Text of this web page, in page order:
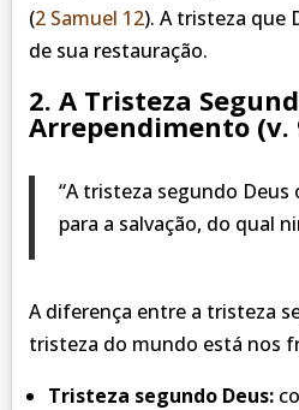
(2 Samuel 12). A tristeza que
de sua restauração.
2. A Tristeza
Arrependimento (v.
“A tristeza segundo
para a salvação, do qual
A diferença entre a tristeza
tristeza do mundo está nos
Tristeza segundo Deus: